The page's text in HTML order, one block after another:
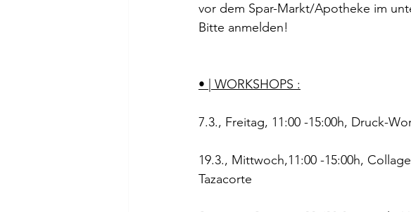
vor dem Spar-Markt/Apotheke im
Bitte anmelden!
• | WORKSHOPS :
7.3., Freitag, 11:00 -15:00h, Druck-
19.3., Mittwoch,11:00 -15:00h,
Tazacorte